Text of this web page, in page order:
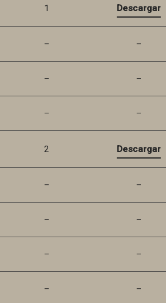
1 Descargar
– –
– –
– –
2 Descargar
– –
– –
– –
– –